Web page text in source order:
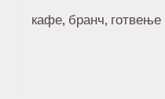
кафе, бранч, готвење